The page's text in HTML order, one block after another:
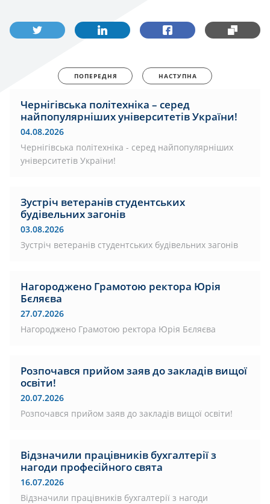
ПОПЕРЕДНЯ НАСТУПНА
Чернігівська політехніка – серед
найпопулярніших університетів України!
04.08.2026
Чернігівська політехніка - серед найпопулярніших
університетів України!
Зустріч ветеранів студентських
будівельних загонів
03.08.2026
Зустріч ветеранів студентських будівельних загонів
Нагороджено Грамотою ректора Юрія
Бєляєва
27.07.2026
Нагороджено Грамотою ректора Юрія Бєляєва
Розпочався прийом заяв до закладів вищої
освіти!
20.07.2026
Розпочався прийом заяв до закладів вищої освіти!
Відзначили працівників бухгалтерії з
нагоди професійного свята
16.07.2026
Відзначили працівників бухгалтерії з нагоди